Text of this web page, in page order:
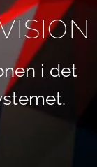
i det